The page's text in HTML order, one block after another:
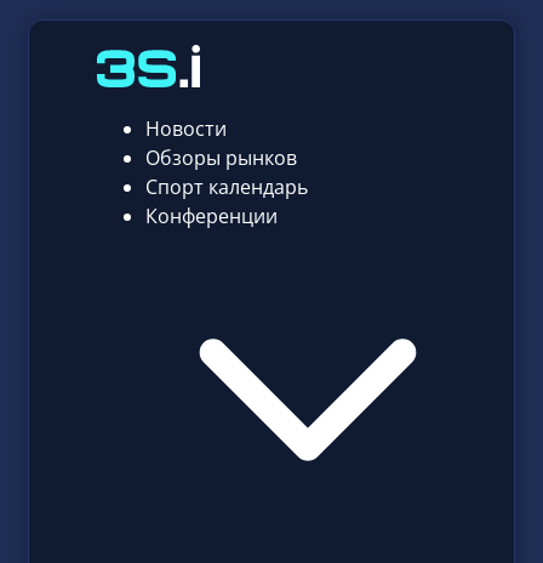
Новости
Обзоры рынков
Спорт календарь
Конференции